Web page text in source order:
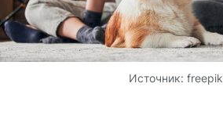
Источник: freepik